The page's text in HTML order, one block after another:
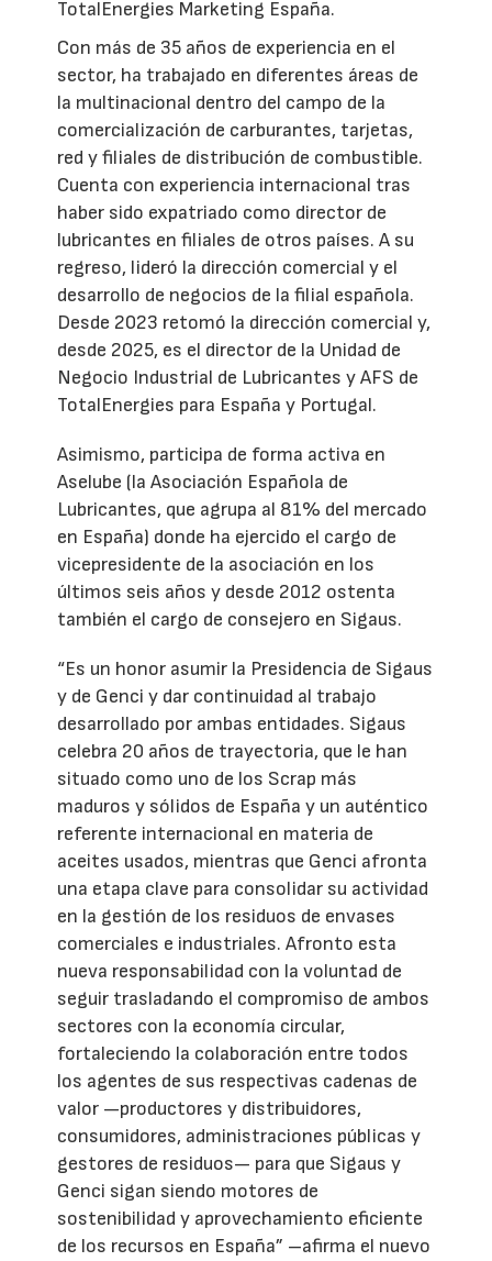
TotalEnergies Marketing España.
Con más de 35 años de experiencia en el
sector, ha trabajado en diferentes áreas de
la multinacional dentro del campo de la
comercialización de carburantes, tarjetas,
red y filiales de distribución de combustible.
Cuenta con experiencia internacional tras
haber sido expatriado como director de
lubricantes en filiales de otros países. A su
regreso, lideró la dirección comercial y el
desarrollo de negocios de la filial española.
Desde 2023 retomó la dirección comercial y,
desde 2025, es el director de la Unidad de
Negocio Industrial de Lubricantes y AFS de
TotalEnergies para España y Portugal.
Asimismo, participa de forma activa en
Aselube (la Asociación Española de
Lubricantes, que agrupa al 81% del mercado
en España) donde ha ejercido el cargo de
vicepresidente de la asociación en los
últimos seis años y desde 2012 ostenta
también el cargo de consejero en Sigaus.
“Es un honor asumir la Presidencia de Sigaus
y de Genci y dar continuidad al trabajo
desarrollado por ambas entidades. Sigaus
celebra 20 años de trayectoria, que le han
situado como uno de los Scrap más
maduros y sólidos de España y un auténtico
referente internacional en materia de
aceites usados, mientras que Genci afronta
una etapa clave para consolidar su actividad
en la gestión de los residuos de envases
comerciales e industriales. Afronto esta
nueva responsabilidad con la voluntad de
seguir trasladando el compromiso de ambos
sectores con la economía circular,
fortaleciendo la colaboración entre todos
los agentes de sus respectivas cadenas de
valor —productores y distribuidores,
consumidores, administraciones públicas y
gestores de residuos— para que Sigaus y
Genci sigan siendo motores de
sostenibilidad y aprovechamiento eficiente
de los recursos en España” –afirma el nuevo